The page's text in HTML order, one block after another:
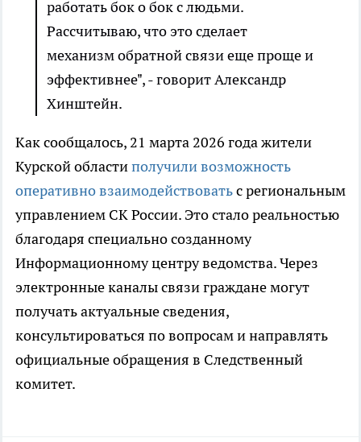
работать бок о бок с людьми.
Рассчитываю, что это сделает
механизм обратной связи еще проще и
эффективнее", - говорит Александр
Хинштейн.
Как сообщалось, 21 марта 2026 года жители
Курской областиполучили возможность
оперативно взаимодействоватьс региональным
управлением СК России. Это стало реальностью
благодаря специально созданному
Информационному центру ведомства. Через
электронные каналы связи граждане могут
получать актуальные сведения,
консультироваться по вопросам и направлять
официальные обращения в Следственный
комитет.